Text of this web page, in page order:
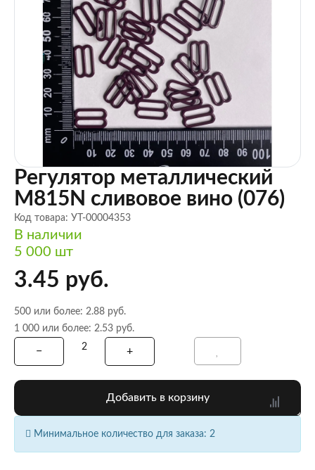
Регулятор металлический
M815N сливовое вино (076)
Код товара: УТ-00004353
В наличии
5 000 шт
3.45 руб.
500 или более: 2.88 руб.
1 000 или более: 2.53 руб.
Добавить в корзину
Минимальное количество для заказа: 2